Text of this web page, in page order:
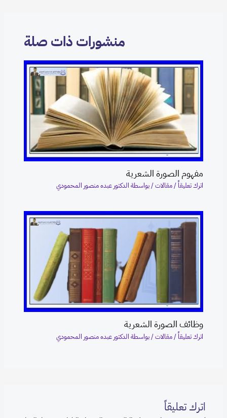
منشورات ذات صلة
مفهوم الصورة الشعرية
اترك تعليقاً /مقالات/ بواسطة الدكتور عبده منصور المحمودي
وظائف الصورة الشعرية
اترك تعليقاً/مقالات/ بواسطة الدكتور عبده منصور المحمودي
اترك تعليقاً